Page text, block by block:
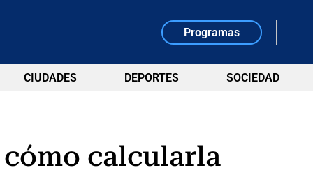
Programas
CIUDADES DEPORTES SOCIEDAD
calcularla